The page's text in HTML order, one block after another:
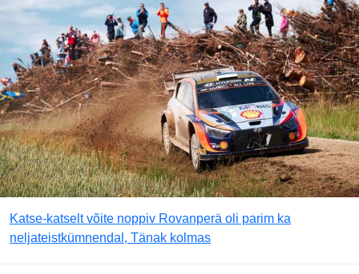
Katse-katselt võite noppiv Rovanperä oli parim ka
neljateistkümnendal, Tänak kolmas